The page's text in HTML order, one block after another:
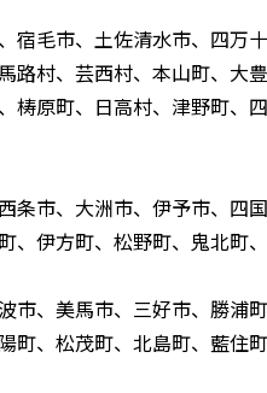
宿毛市、土佐清水市、四万
路村、芸西村、本山町、大
梼原町、日高村、津野町、
条市、大洲市、伊予市、四
、伊方町、松野町、鬼北町
市、美馬市、三好市、勝浦
、松茂町、北島町、藍住